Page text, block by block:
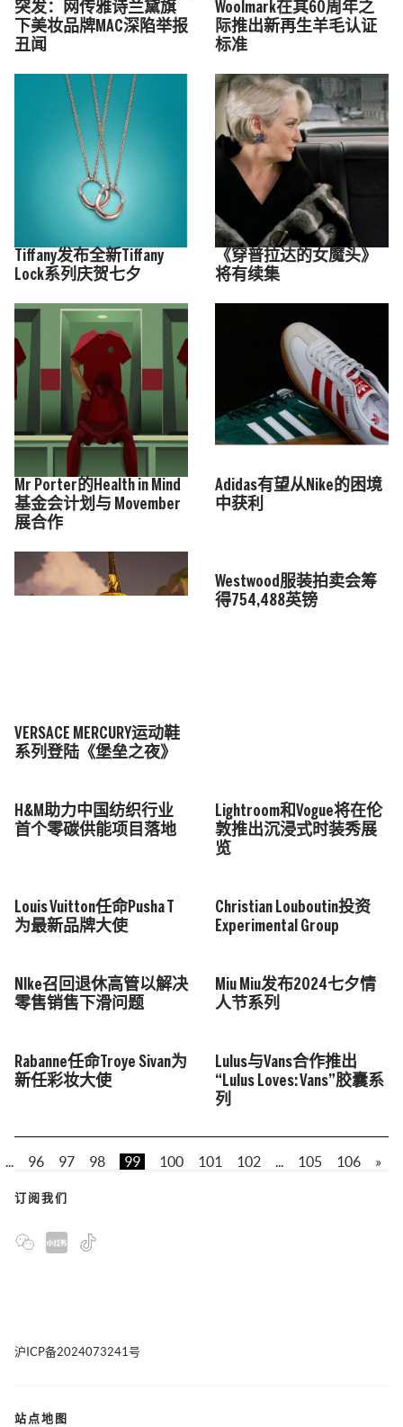
突发：网传雅诗兰黛旗
下美妆品牌MAC深陷举报
丑闻
Woolmark在其60周年之
际推出新再生羊毛认证
标准
Tiffany发布全新Tiffany
Lock系列庆贺七夕
《穿普拉达的女魔头》
将有续集
Mr Porter的Health in Mind
基金会计划与 Movember
展合作
Adidas有望从Nike的困境
中获利
VERSACE MERCURY运动鞋
系列登陆《堡垒之夜》
Westwood服装拍卖会筹
得754,488英镑
H&M助力中国纺织行业
首个零碳供能项目落地
Lightroom和Vogue将在伦
敦推出沉浸式时装秀展
览
Louis Vuitton任命Pusha T
为最新品牌大使
Christian Louboutin投资
Experimental Group
NIke召回退休高管以解决
零售销售下滑问题
Miu Miu发布2024七夕情
人节系列
Rabanne任命Troye Sivan为
新任彩妆大使
Lulus与Vans合作推出
“Lulus Loves: Vans”胶囊系
列
... 96 97 98 99 100 101 102 ... 105 106 »
订阅我们
沪ICP备2024073241号
站点地图